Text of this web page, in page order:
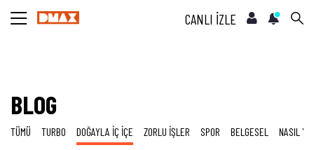
CANLI İZLE
BLOG
TÜMÜ TURBO DOĞAYLA İÇ İÇE ZORLU İŞLER SPOR BELGESEL NASIL